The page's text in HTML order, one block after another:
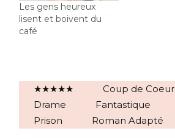
Les gens heureux
lisent et boivent du
café
★★★★★ Coup de Coeur
Drame
Fantastique
Prison
Roman Adapté